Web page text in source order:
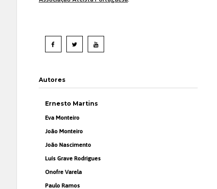
Autores
Ernesto Martins
Eva Monteiro
João Monteiro
João Nascimento
Luís Grave Rodrigues
Onofre Varela
Paulo Ramos